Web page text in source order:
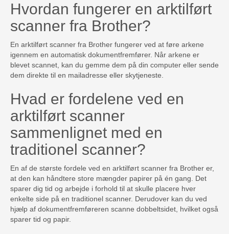
Hvordan fungerer en arktilført
scanner fra Brother?
En arktilført scanner fra Brother fungerer ved at føre arkene
igennem en automatisk dokumentfremfører. Når arkene er
blevet scannet, kan du gemme dem på din computer eller sende
dem direkte til en mailadresse eller skytjeneste.
Hvad er fordelene ved en
arktilført scanner
sammenlignet med en
traditionel scanner?
En af de største fordele ved en arktilført scanner fra Brother er,
at den kan håndtere store mængder papirer på én gang. Det
sparer dig tid og arbejde i forhold til at skulle placere hver
enkelte side på en traditionel scanner. Derudover kan du ved
hjælp af dokumentfremføreren scanne dobbeltsidet, hvilket også
sparer tid og papir.